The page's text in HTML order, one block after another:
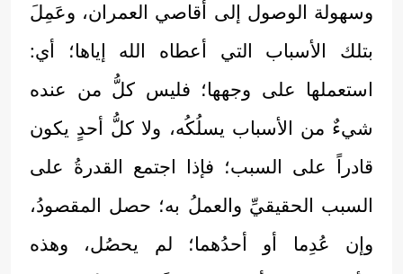
وسهولة الوصول إلى أقاصي العمران، وعَمِلَ
بتلك الأسباب التي أعطاه الله إياها؛ أي:
استعملها على وجهها؛ فليس كلُّ من عنده
شيءٌ من الأسباب يسلُكُه، ولا كلُّ أحدٍ يكون
قادراً على السبب؛ فإذا اجتمع القدرةُ على
السبب الحقيقيِّ والعملُ به؛ حصل المقصودُ،
وإن عُدِما أو أحدُهما؛ لم يحصُل، وهذه